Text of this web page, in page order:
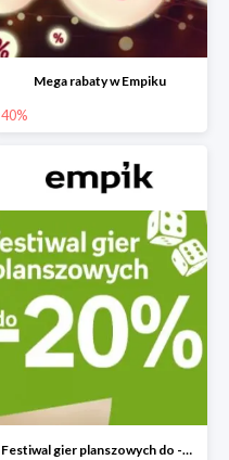
Mega rabaty w Empiku
40%
Festiwal gier planszowych do -20%